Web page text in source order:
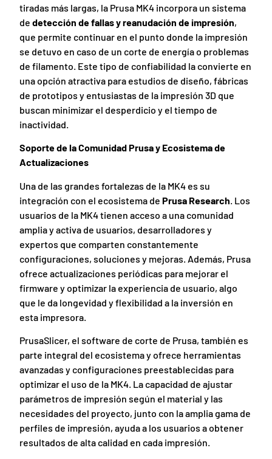
tiradas más largas, la Prusa MK4 incorpora un sistema
dedetección de fallas y reanudación de impresión,
que permite continuar en el punto donde la impresión
se detuvo en caso de un corte de energía o problemas
de filamento. Este tipo de confiabilidad la convierte en
una opción atractiva para estudios de diseño, fábricas
de prototipos y entusiastas de la impresión 3D que
buscan minimizar el desperdicio y el tiempo de
inactividad.
Soporte de la Comunidad Prusa y Ecosistema de
Actualizaciones
Una de las grandes fortalezas de la MK4 es su
integración con el ecosistema dePrusa Research . Los
usuarios de la MK4 tienen acceso a una comunidad
amplia y activa de usuarios, desarrolladores y
expertos que comparten constantemente
configuraciones, soluciones y mejoras. Además, Prusa
ofrece actualizaciones periódicas para mejorar el
firmware y optimizar la experiencia de usuario, algo
que le da longevidad y flexibilidad a la inversión en
esta impresora.
PrusaSlicer, el software de corte de Prusa, también es
parte integral del ecosistema y ofrece herramientas
avanzadas y configuraciones preestablecidas para
optimizar el uso de la MK4. La capacidad de ajustar
parámetros de impresión según el material y las
necesidades del proyecto, junto con la amplia gama de
perfiles de impresión, ayuda a los usuarios a obtener
resultados de alta calidad en cada impresión.